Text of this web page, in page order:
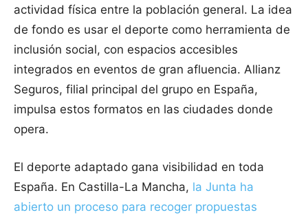
actividad física entre la población general. La idea
de fondo es usar el deporte como herramienta de
inclusión social, con espacios accesibles
integrados en eventos de gran afluencia. Allianz
Seguros, filial principal del grupo en España,
impulsa estos formatos en las ciudades donde
opera.
El deporte adaptado gana visibilidad en toda
España. En Castilla-La Mancha, la Junta ha
abierto un proceso para recoger propuestas